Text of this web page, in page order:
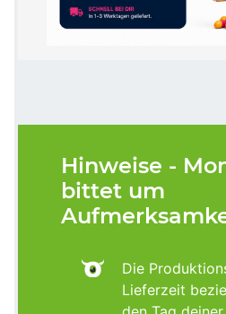
Hinweise -
bittet um
Die
Lieferzeit